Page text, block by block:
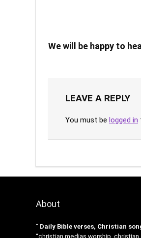
We will be happy to
LEAVE A REPLY
You must be logged in
About
” Daily Bible verses, Christian
“christian medias worship, christian